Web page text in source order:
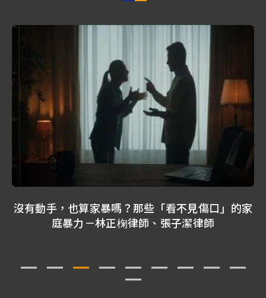
沒有動手，也算家暴嗎？那些「看不見傷口」的家
庭暴力－林正椈律師、張子潔律師